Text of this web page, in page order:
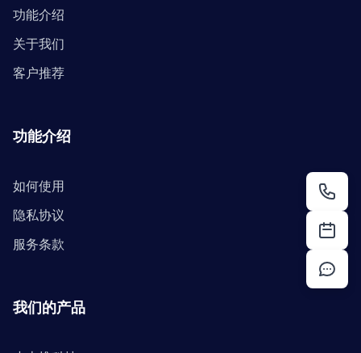
功能介绍
关于我们
客户推荐
功能介绍
如何使用
隐私协议
服务条款
我们的产品